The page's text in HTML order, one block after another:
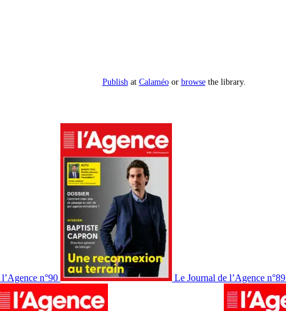
Publish at Calaméoor browsethe library.
n°90 Le Journal de l’Agence n°89